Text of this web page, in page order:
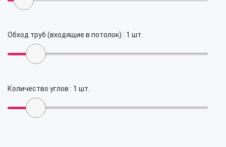
Обход труб (входящие в потолок) : 1 шт.
Количество углов : 1 шт.